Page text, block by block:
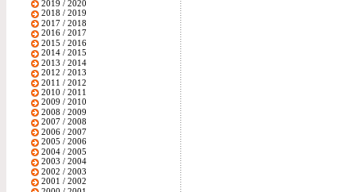
2019 / 2020
2018 / 2019
2017 / 2018
2016 / 2017
2015 / 2016
2014 / 2015
2013 / 2014
2012 / 2013
2011 / 2012
2010 / 2011
2009 / 2010
2008 / 2009
2007 / 2008
2006 / 2007
2005 / 2006
2004 / 2005
2003 / 2004
2002 / 2003
2001 / 2002